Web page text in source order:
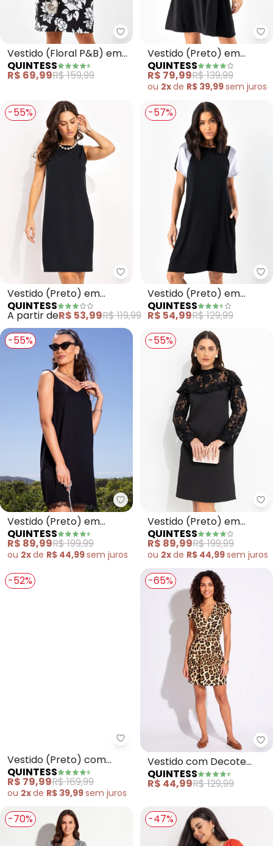
Quintess - Vestido (Floral P&B)
Vestido (Floral P&B) em
Crepe Plano
QUINTESS
R$ 69,99R$ 159,99
Vestido (Preto) em
Veludo
QUINTESS
R$ 79,99R$ 139,99
ou 2xde R$ 39,99sem juros
-55%
Quintess - Vestido (Preto) em
Vestido (Preto) em
Malha Crepe
QUINTESS
A partir deR$ 53,99R$ 119,99
-57%
Vestido (Preto) em
Malha de Viscose
QUINTESS
R$ 54,99R$ 129,99
-55%
Quintess - Vestido (Preto) em
Vestido (Preto) em
Viscose Plana Sarjada
QUINTESS
R$ 89,99R$ 199,99
ou 2xde R$ 44,99sem juros
-55%
Vestido (Preto) em
Malha Ponto Roma
Sarjado
QUINTESS
R$ 89,99R$ 199,99
ou 2xde R$ 44,99sem juros
-52%
Quintess - Vestido (Preto)
Vestido (Preto) com
Gola Alta e
Transparência
QUINTESS
R$ 79,99R$ 169,99
ou 2xde R$ 39,99semjuros
-65%
Vestido com Decote
Transpassado (Onça)
QUINTESS
R$ 44,99R$ 129,99
-70% -47%